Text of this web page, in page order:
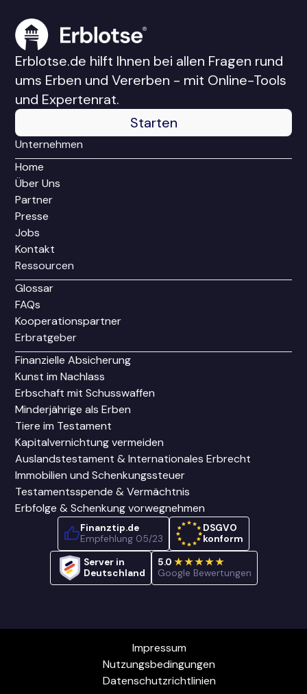
Erblotse.de hilft Ihnen bei allen Fragen rund
ums Erben und Vererben - mit Online-Tools
und Expertenrat.
Starten
Unternehmen
Home
Über Uns
Partner
Presse
Jobs
Kontakt
Ressourcen
Glossar
FAQs
Kooperationspartner
Erbratgeber
Finanzielle Absicherung
Kunst im Nachlass
Erbschaft mit Schusswaffen
Minderjährige als Erben
Tiere im Testament
Kapitalvernichtung vermeiden
Auslandstestament & Internationales Erbrecht
Immobilien und Schenkungssteuer
Testamentsspende & Vermächtnis
Erbfolge & Schenkung vorwegnehmen
Finanztip.de
Empfehlung 05/23
DSGVO
konform
Server in
Deutschland
5.0 ★★★★★
Google Bewertungen
Impressum
Nutzungsbedingungen
Datenschutzrichtlinien